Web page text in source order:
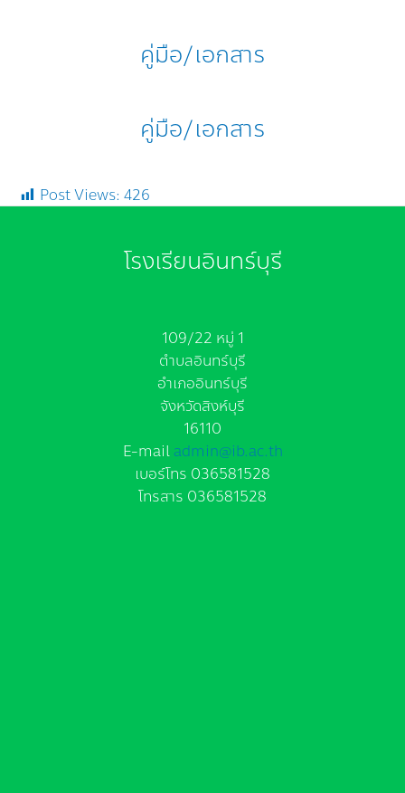
คู่มือ/เอกสาร
คู่มือ/เอกสาร
Post Views: 426
โรงเรียนอินทร์บุรี
109/22 หมู่ 1
ตำบลอินทร์บุรี
อำเภออินทร์บุรี
จังหวัดสิงห์บุรี
16110
E-mail admin@ib.ac.th
เบอร์โทร 036581528
โทรสาร 036581528